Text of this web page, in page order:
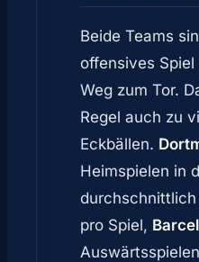
Beide Teams
offensives
Weg zum Tor.
Regel auch zu
Eckbällen.
Heimspielen in
pro Spiel,